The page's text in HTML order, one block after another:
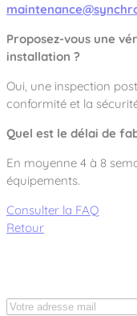
Proposez-vous une
installation ?
Oui, une inspection
conformité et la
Quel est le délai de
En moyenne 4 à 8
équipements.
Consulter la FAQ
Retour